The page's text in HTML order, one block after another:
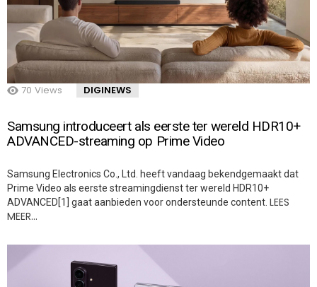
70 Views DIGINEWS
Samsung introduceert als eerste ter wereld HDR10+
ADVANCED-streaming op Prime Video
Samsung Electronics Co., Ltd. heeft vandaag bekendgemaakt dat
Prime Video als eerste streamingdienst ter wereld HDR10+
ADVANCED[1] gaat aanbieden voor ondersteunde content. LEES
MEER…